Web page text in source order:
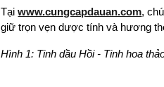
Tại www.cungcapdauan.com,
giữ trọn vẹn dược tính và hương
Hình 1: Tinh dầu Hồi - Tinh hoa